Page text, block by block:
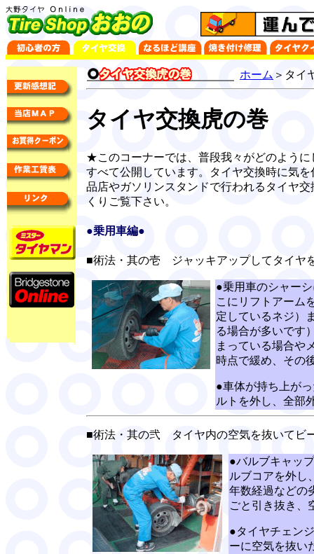
ホーム ＞タイ
タイヤ交換虎の巻
★このコーナーでは、普段我々がどのよう
すべて公開しています。タイヤ交換時に気
品店やガソリンスタンドで行われるタイヤ
くりご覧下さい。
●乗用車編●
■術法・其の壱 ジャッキアップしてタイヤ
●乗用車のシャー
こにリフトアーム
定しているネジ）
る場合が多いです
まっている場合や
時点で緩め、その
●車体が持ち上が
ルトを外し、全部
■術法・其の弐 タイヤ内の空気を抜いてビ
●バルブキャッ
ルブコアを外し
年数経過などの
ごと引き抜き、
●タイヤチェン
ーに空気を抜い